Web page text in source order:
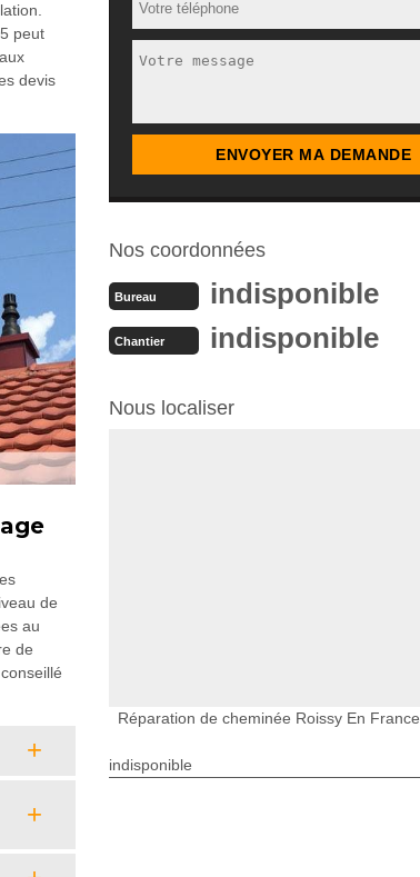
peut
devis
de
au
de
Nos coordonnées
Bureau indisponible
Chantier indisponible
Nous localiser
Réparation de cheminée Roissy En France
indisponible